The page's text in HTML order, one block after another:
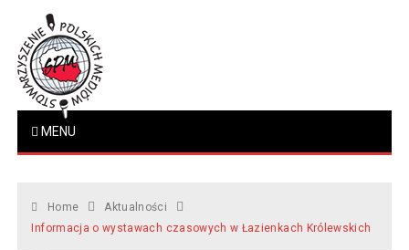
content
Stowarzyszenie Polskich
www.polskiemedia.org
MENU
Home
Aktualności
Informacja o wystawach czasowych w Łazienkach Królewskich